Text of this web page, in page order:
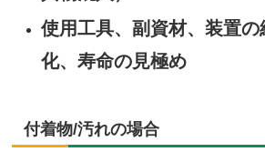
使用工具、副資材、装置
化、寿命の見極め
付着物/汚れの場合